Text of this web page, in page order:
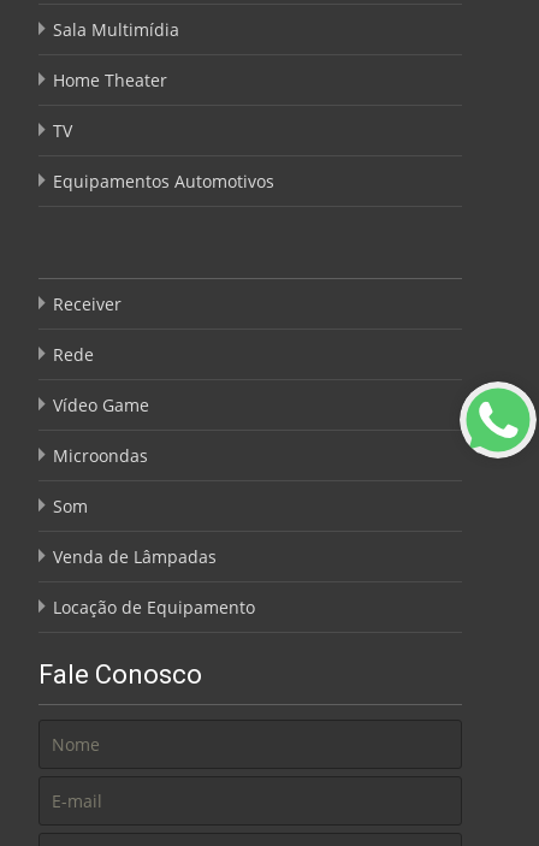
Sala Multimídia
Home Theater
TV
Equipamentos Automotivos
Receiver
Rede
Vídeo Game
Microondas
Som
Venda de Lâmpadas
Locação de Equipamento
Fale Conosco